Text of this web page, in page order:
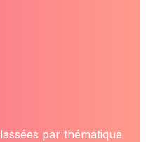
par thématique